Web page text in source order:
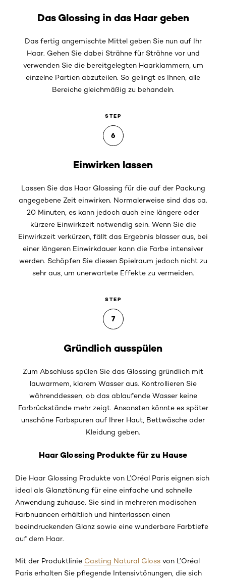
Das Glossing in das Haar geben
Das fertig angemischte Mittel geben Sie nun auf Ihr
Haar. Gehen Sie dabei Strähne für Strähne vor und
verwenden Sie die bereitgelegten Haarklammern, um
einzelne Partien abzuteilen. So gelingt es Ihnen, alle
Bereiche gleichmäßig zu behandeln.
STEP
6
Einwirken lassen
Lassen Sie das Haar Glossing für die auf der Packung
angegebene Zeit einwirken. Normalerweise sind das ca.
20 Minuten, es kann jedoch auch eine längere oder
kürzere Einwirkzeit notwendig sein. Wenn Sie die
Einwirkzeit verkürzen, fällt das Ergebnis blasser aus, bei
einer längeren Einwirkdauer kann die Farbe intensiver
werden. Schöpfen Sie diesen Spielraum jedoch nicht zu
sehr aus, um unerwartete Effekte zu vermeiden.
STEP
7
Gründlich ausspülen
Zum Abschluss spülen Sie das Glossing gründlich mit
lauwarmem, klarem Wasser aus. Kontrollieren Sie
währenddessen, ob das ablaufende Wasser keine
Farbrückstände mehr zeigt. Ansonsten könnte es später
unschöne Farbspuren auf Ihrer Haut, Bettwäsche oder
Kleidung geben.
Haar Glossing Produkte für zu Hause
Die Haar Glossing Produkte von L’Oréal Paris eignen sich
ideal als Glanztönung für eine einfache und schnelle
Anwendung zuhause. Sie sind in mehreren modischen
Farbnuancen erhältlich und hinterlassen einen
beeindruckenden Glanz sowie eine wunderbare Farbtiefe
auf dem Haar.
Mit der Produktlinie Casting Natural Gloss von L’Oréal
Paris erhalten Sie pflegende Intensivtönungen, die sich